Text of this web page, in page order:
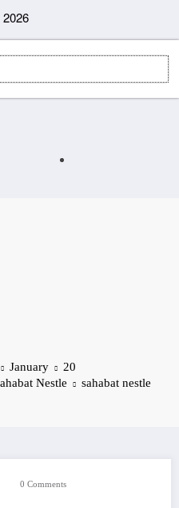
January
20
Nestle
sahabat nestle
0 Comments